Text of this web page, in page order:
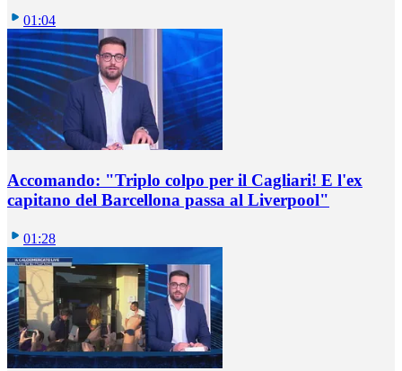
01:04
Accomando: "Triplo colpo per il Cagliari! E l'ex
capitano del Barcellona passa al Liverpool"
01:28